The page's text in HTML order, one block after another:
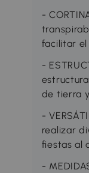
-
facilitar el
-
de tierra
-
realizar
fiestas al
-